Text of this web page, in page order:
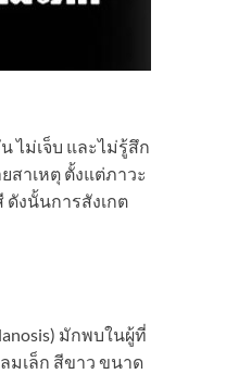
ไม่เจ็บ และไม่รู้สึก
สาเหตุ ตั้งแต่ภาวะ
ดังนั้นการสังเกต
มักพบในผู้ที่
มเล็ก สีขาว ขนาด